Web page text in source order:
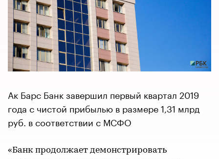
Ак Барс Банк завершил первый квартал 2019
года с чистой прибылью в размере 1,31 млрд
руб. в соответствии с МСФО
«Банк продолжает демонстрировать